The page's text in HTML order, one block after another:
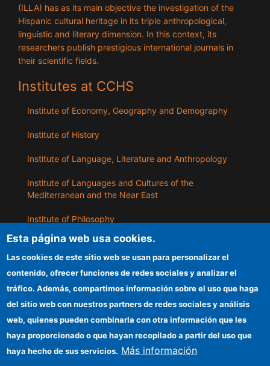
(ILLA) has as its main objective the investigation of the
Hispanic cultural heritage in its triple anthropological,
linguistic and literary dimension. In this context, its
researchers publish prestigious international journals in
their scientific fields.
Institutes at CCHS
Institute of Economy, Geography and Demography
Institute of History
Institute of Language, Literature and Anthropology
Institute of Languages ​​and Cultures of the
Mediterranean and the Near East
Institute of Philosophy
Institute of Public Policies and Goods
ILLA
CSIC Electronic Office
Information for providers
Funding entities
Esta página web usa cookies.
Las cookies de este sitio web se usan para personalizar el
contenido, ofrecer funciones de redes sociales y analizar el
tráfico. Además, compartimos información sobre el uso que haga
del sitio web con nuestros partners de redes sociales y análisis
web, quienes pueden combinarla con otra información que les
haya proporcionado o que hayan recopilado a partir del uso que
haya hecho de sus servicios. Más información